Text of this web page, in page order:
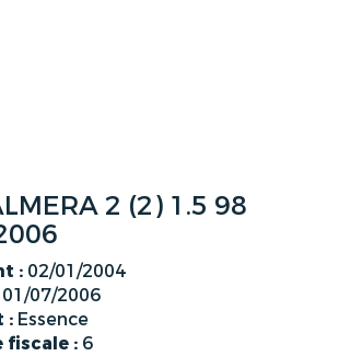
2 (2) 1.5 98
: 02/01/2004
01/07/2006
: Essence
fiscale : 6